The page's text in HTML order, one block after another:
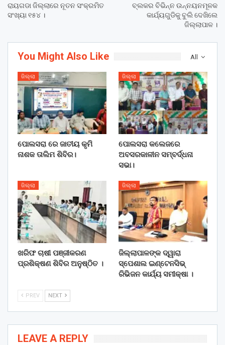
ରାୟଗଡା ଜିଲ୍ଲାରେ ନୂତନ ସଂକ୍ରମିତ
ସଂଖ୍ୟା ୧୫୪ ।
ବ୍ଲକର ବିଭିନ୍ନ ଉନ୍ନୟନମୂଳକ
କାର୍ଯ୍ୟଗୁଡିକୁ ବୁଲି ଦେଖିଲେ
ଜିଲ୍ଲାପାଳ ।
All
You Might Also Like
ଜିଲ୍ଲା
ପୋଲସରା ରେ ଜାତୀୟ କୃମି
ନାଶକ ତାଲିମ ଶିବିର।
ଜିଲ୍ଲା
ପୋଲସରା କଲେଜରେ
ଅବସରକାଳୀନ ସମ୍ବର୍ଦ୍ଧନା
ସଭା।
ଜିଲ୍ଲା
ଖରିଫ ଚାଷୀ ପଞ୍ଜୀକରଣ
ପ୍ରଶିକ୍ଷଣ ଶିବିର ଅନୁଷ୍ଠିତ ।
ଜିଲ୍ଲା
ଜିଲ୍ଲାପାଳଙ୍କ ଦ୍ୱାରା
ସ୍ପେଶାଲ ଇଣ୍ଟେନସିଭ୍
ରିଭିଜନ କାର୍ଯ୍ୟ ସମୀକ୍ଷା ।
PREV NEXT
LEAVE A REPLY